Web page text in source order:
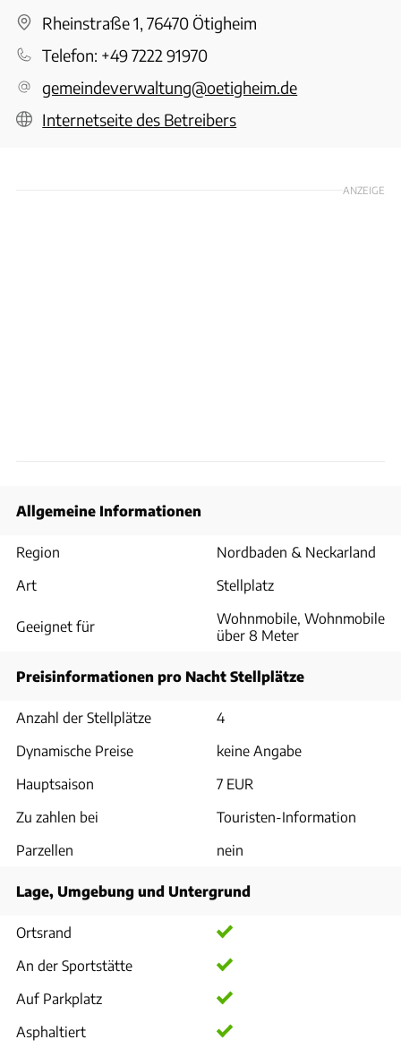
Rheinstraße 1, 76470 Ötigheim
Telefon: +49 7222 91970
gemeindeverwaltung@oetigheim.de
Internetseite des Betreibers
ANZEIGE
Allgemeine Informationen
Region
Nordbaden & Neckarland
Art
Stellplatz
Geeignet für
Wohnmobile, Wohnmobile
über 8 Meter
Preisinformationen pro Nacht Stellplätze
Anzahl der Stellplätze
4
Dynamische Preise
keine Angabe
Hauptsaison
7 EUR
Zu zahlen bei
Touristen-Information
Parzellen
nein
Lage, Umgebung und Untergrund
Ortsrand
An der Sportstätte
Auf Parkplatz
Asphaltiert